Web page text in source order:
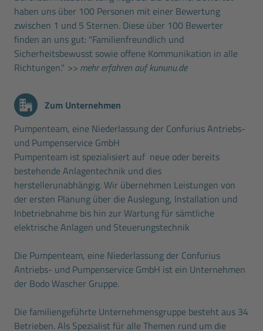
haben uns über 100 Personen mit einer Bewertung
zwischen 1 und 5 Sternen. Diese über 100 Bewerter
finden an uns gut: "Familienfreundlich und
Sicherheitsbewusst sowie offene Kommunikation in alle
Richtungen." >> mehr erfahren auf kununu.de
Zum Unternehmen
Pumpenteam, eine Niederlassung der Confurius Antriebs-
und Pumpenservice GmbH
Pumpenteam ist spezialisiert auf neue oder bereits
bestehende Anlagentechnik und dies
herstellerunabhängig. Wir übernehmen Leistungen von
der ersten Planung über die Auslegung, Installation und
Inbetriebnahme bis hin zur Wartung für sämtliche
elektrische Anlagen und Steuerungstechnik
Die Pumpenteam, eine Niederlassung der Confurius
Antriebs- und Pumpenservice GmbH ist ein Unternehmen
der Bodo Wascher Gruppe.
Die familiengeführte Unternehmensgruppe besteht aus 34
Betrieben. Als Spezialist für alle Themen rund um die